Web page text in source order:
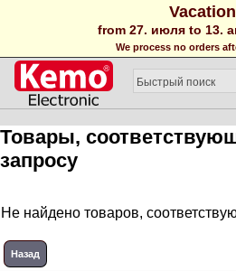
Vacation
from 27. июля to 13.
We process no orders
Товары,
запросу
Не найдено товаров,
Назад